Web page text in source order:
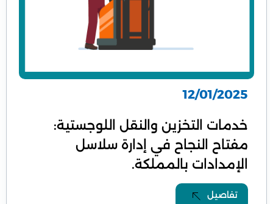
12/01/2025
خدمات التخزين والنقل اللوجستية:
مفتاح النجاح في إدارة سلاسل
الإمدادات بالمملكة.
تفاصيل